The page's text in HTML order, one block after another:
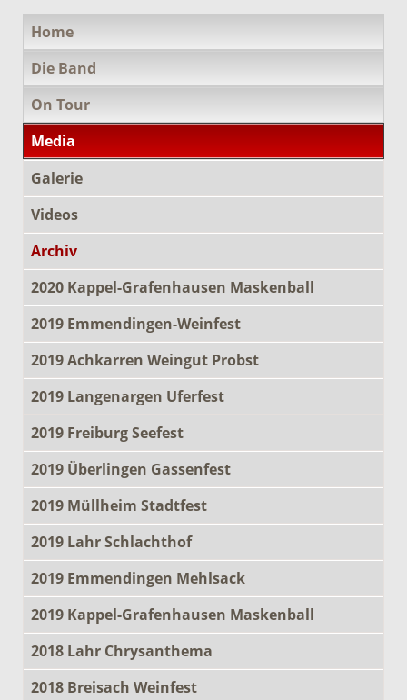
überspringen
Home
Die Band
On Tour
Media
Galerie
Videos
Archiv
2020 Kappel-Grafenhausen Maskenball
2019 Emmendingen-Weinfest
2019 Achkarren Weingut Probst
2019 Langenargen Uferfest
2019 Freiburg Seefest
2019 Überlingen Gassenfest
2019 Müllheim Stadtfest
2019 Lahr Schlachthof
2019 Emmendingen Mehlsack
2019 Kappel-Grafenhausen Maskenball
2018 Lahr Chrysanthema
2018 Breisach Weinfest